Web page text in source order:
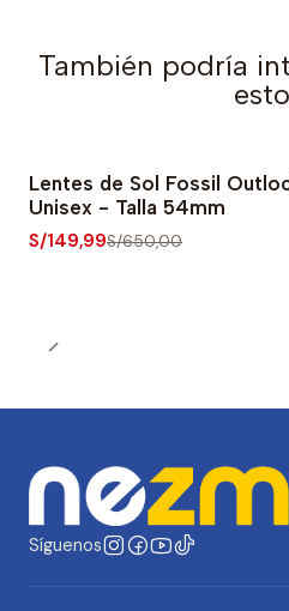
También podría
-77% OFF
Lentes de Sol Fossil
Unisex - Talla 54mm
S/149,99S/650,00
Síguenos